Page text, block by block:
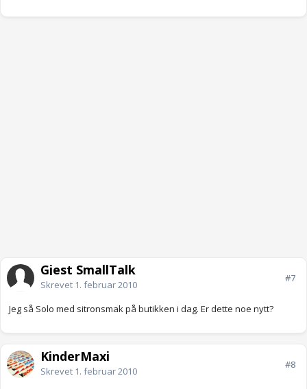
Gjest SmallTalk
Skrevet 1. februar 2010
#7
Jeg så Solo med sitronsmak på butikken i dag. Er dette noe nytt?
KinderMaxi
Skrevet 1. februar 2010
#8